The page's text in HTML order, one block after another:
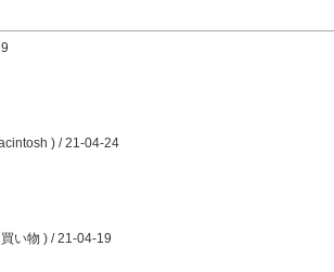
) / 21-04-24
い物 ) / 21-04-19